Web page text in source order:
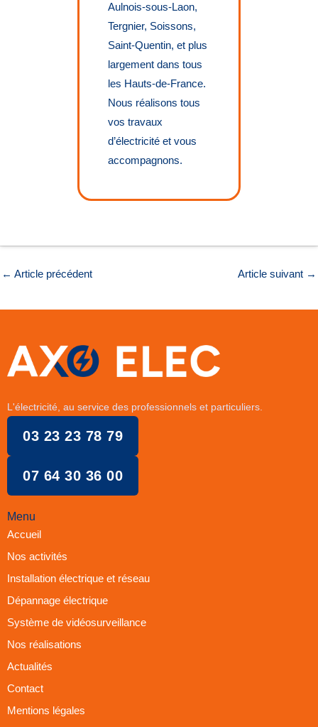
Aulnois-sous-Laon,
Tergnier, Soissons,
Saint-Quentin, et plus
largement dans tous
les Hauts-de-France.
Nous réalisons tous
vos travaux
d’électricité et vous
accompagnons.
← Article précédent Article suivant →
L'électricité, au service des professionnels et particuliers.
03 23 23 78 79
07 64 30 36 00
Menu
Accueil
Nos activités
Installation électrique et réseau
Dépannage électrique
Système de vidéosurveillance
Nos réalisations
Actualités
Contact
Mentions légales